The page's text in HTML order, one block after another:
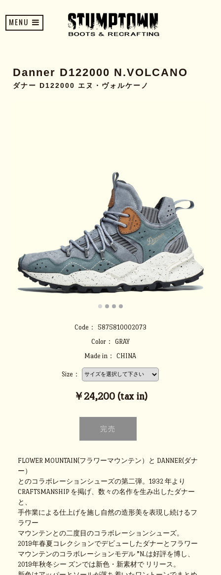
MENU
Danner D122000 N.VOLCANO
ダナー D122000 エヌ・ヴォルケーノ
Code：
5875810002073
Color：
GRAY
Made in：
CHINA
Size：
￥24,200 (tax in)
FLOWER MOUNTAIN(フラワーマウンテン）と DANNER(ダナ
ー）
とのコラボレーションシューズの第二弾。1932 年より
CRAFTSMANSHIP を掲げ、数々の名作を生み出したダナー
と、
手作業による仕上げを施し自然の造形美を表現し続けるフ
ラワー
マウンテンとの二度目のコラボレーションシューズ。
2019年春夏コレクションでデビューしたダナーとフラワー
マウンテンのコラボレーションモデル ”N.は好評を博し、
2019年秋冬シー ズンでは新色・新素材で リリース。